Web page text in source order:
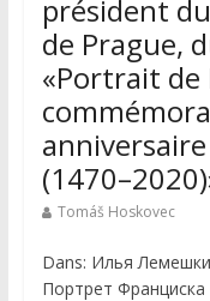
président
de Prague,
«Portrait de
Tomáš Hoskovec
Dans: Илья
Портрет